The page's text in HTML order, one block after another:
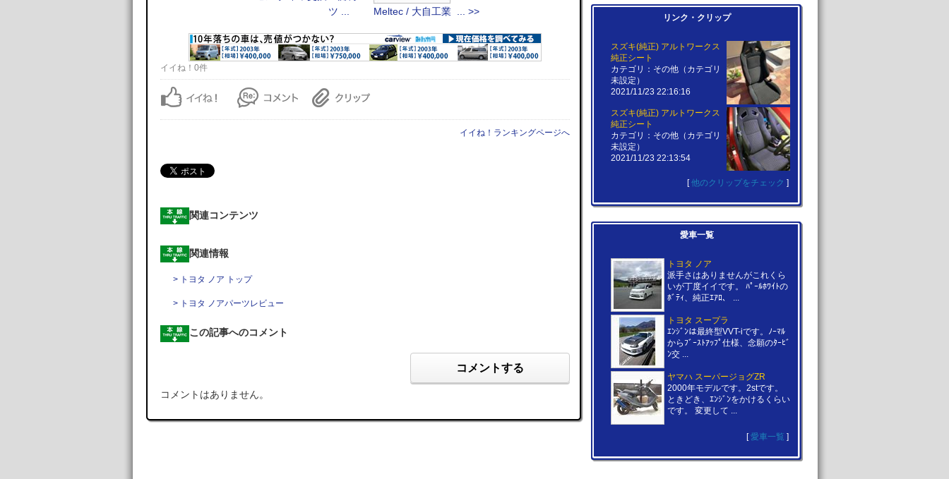
ツ ...
Meltec / 大自工業 ... >>
イイね！0件
イイね！ランキングページへ
関連コンテンツ
関連情報
> トヨタ ノア トップ
> トヨタ ノアパーツレビュー
この記事へのコメント
コメントする
コメントはありません。
リンク・クリップ
スズキ(純正) アルトワークス
純正シート
カテゴリ：その他（カテゴリ
未設定）
2021/11/23 22:16:16
スズキ(純正) アルトワークス
純正シート
カテゴリ：その他（カテゴリ
未設定）
2021/11/23 22:13:54
[他のクリップをチェック ]
愛車一覧
トヨタ ノア
派手さはありませんがこれくら
いが丁度イイです。 ﾊﾟｰﾙﾎﾜｲﾄの
ﾎﾞﾃｨ、純正ｴｱﾛ、 ...
トヨタ スープラ
ｴﾝｼﾞﾝは最終型VVT-iです。ﾉｰﾏﾙ
からﾌﾞｰｽﾄｱｯﾌﾟ仕様、念願のﾀｰﾋﾞ
ﾝ交 ...
ヤマハ スーパージョグZR
2000年モデルです。2stです。
ときどき、ｴﾝｼﾞﾝをかけるくらい
です。 変更して ...
[愛車一覧 ]